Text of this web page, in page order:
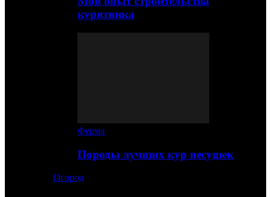
курятника
Ферма
Породы лучших кур несушек
Огород